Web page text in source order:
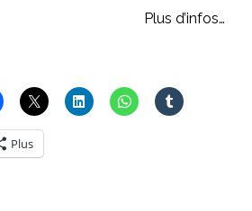
Plus d’infos…
Plus